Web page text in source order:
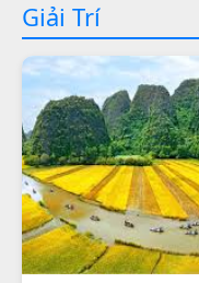
Giải Trí